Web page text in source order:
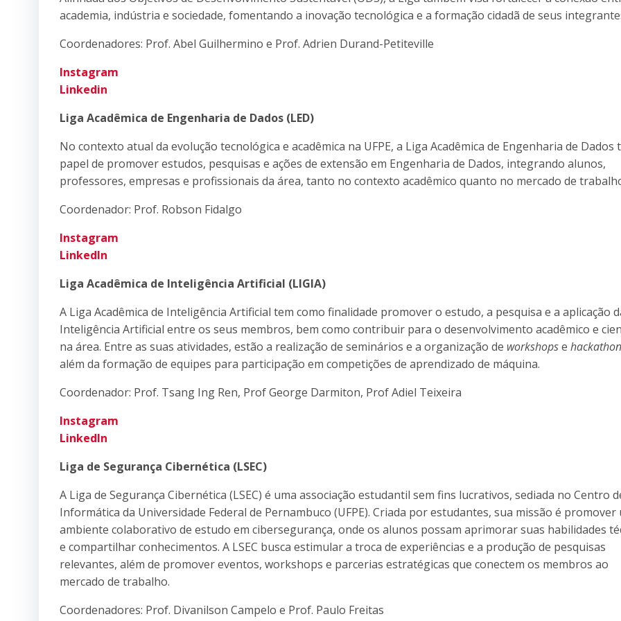
academia, indústria e sociedade, fomentando a inovação tecnológica e a formação cidadã de seus
Coordenadores: Prof. Abel Guilhermino e Prof. Adrien Durand-Petiteville
Instagram
Linkedin
Liga Acadêmica de Engenharia de Dados (LED)
No contexto atual da evolução tecnológica e acadêmica na UFPE, a Liga Acadêmica de Engenharia de Dados
papel de promover estudos, pesquisas e ações de extensão em Engenharia de Dados, integrando alunos,
professores, empresas e profissionais da área, tanto no contexto acadêmico quanto no mercado de
Coordenador: Prof. Robson Fidalgo
Instagram
LinkedIn
Liga Acadêmica de Inteligência Artificial (LIGIA)
A Liga Acadêmica de Inteligência Artificial tem como finalidade promover o estudo, a pesquisa e a aplicação
Inteligência Artificial entre os seus membros, bem como contribuir para o desenvolvimento acadêmico e
na área. Entre as suas atividades, estão a realização de seminários e a organização de workshopse
além da formação de equipes para participação em competições de aprendizado de máquina.
Coordenador: Prof. Tsang Ing Ren, Prof George Darmiton, Prof Adiel Teixeira
Instagram
LinkedIn
Liga de Segurança Cibernética (LSEC)
A Liga de Segurança Cibernética (LSEC) é uma associação estudantil sem fins lucrativos, sediada no Centro
Informática da Universidade Federal de Pernambuco (UFPE). Criada por estudantes, sua missão é promover
ambiente colaborativo de estudo em cibersegurança, onde os alunos possam aprimorar suas habilidades
e compartilhar conhecimentos. A LSEC busca estimular a troca de experiências e a produção de pesquisas
relevantes, além de promover eventos, workshops e parcerias estratégicas que conectem os membros ao
mercado de trabalho.
Coordenadores: Prof. Divanilson Campelo e Prof. Paulo Freitas